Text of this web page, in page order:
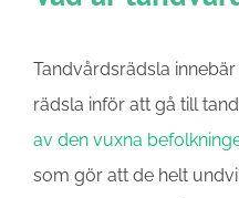
Tandvårdsrädsla
rädsla inför att gå till
av den vuxna
som gör att de helt